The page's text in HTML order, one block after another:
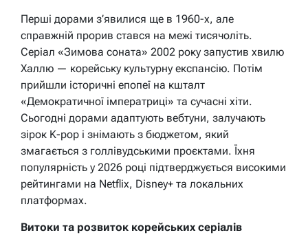
Перші дорами з’явилися ще в 1960-х, але
справжній прорив стався на межі тисячоліть.
Серіал «Зимова соната» 2002 року запустив хвилю
Халлю — корейську культурну експансію. Потім
прийшли історичні епопеї на кшталт
«Демократичної імператриці» та сучасні хіти.
Сьогодні дорами адаптують вебтуни, залучають
зірок K-pop і знімають з бюджетом, який
змагається з голлівудськими проєктами. Їхня
популярність у 2026 році підтверджується високими
рейтингами на Netflix, Disney+ та локальних
платформах.
Витоки та розвиток корейських серіалів